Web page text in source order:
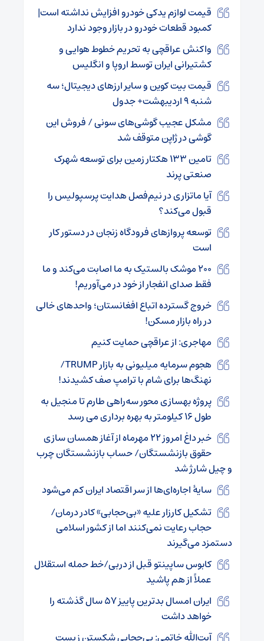
قیمت لوازم یدکی خودرو افزایش نداشته است|
کمبود قطعات خودرو در بازار وجود ندارد
واکنش عراقچی به تحریم خطوط هوایی و
کشتیرانی ایران توسط اروپا و انگلیس
قیمت بیت کوین و سایر ارزهای دیجیتال؛ سه
شنبه ۹ اردیبهشت+ جدول
مشکل عجیب گوشی‌های سونی / فروش این
گوشی در ژاپن متوقف شد
تامین ۱۳۳ هکتار زمین برای توسعه شهرک
صنعتی پرند
آیا ماتزاری در نیم‌فصل هدایت پرسپولیس را
قبول می‌کند؟
توسعه پروازهای فرودگاه زنجان در دستور کار
است
۲۰۰ موشک بالستیک به ما اصابت می‌کند و ما
فقط صدای انفجار از خود در می‌آوریم!
خروج گسترده اتباع افغانستان؛ واحدهای خالی
در راه بازار مسکن!
مهاجری: از عراقچی حمایت کنیم
هجوم سرمایه میلیونی به بازار TRUMP/
نهنگ‌ها برای شام با ترامپ صف کشیدند!
پروژه بهسازی محور سه‌راهی طارم تا منجیل به
طول ۱۶ کیلومتر به بهره برداری می رسد
خبر داغ امروز ۲۲ مهرماه از آغاز همسان‌ سازی
حقوق بازنشستگان/ حساب بازنشستگان چرب
و چیل شارژ شد
سایۀ اجاره‌ای‌ها از سر اقتصاد ایران کم می‌شود
تشکیل کارزار علیه «بی‌حجابی» کادر درمان/
حجاب رعایت نمی‌کنند اما از کشور اسلامی
دستمزد می‌گیرند
کابوس ساپینتو قبل از دربی/خط حمله استقلال
عملاً از هم پاشید
ایران امسال بدترین پاییز ۵۷ سال گذشته را
خواهد داشت
آیت‌الله خاتمی: بی‌حجابی شکستن زیست